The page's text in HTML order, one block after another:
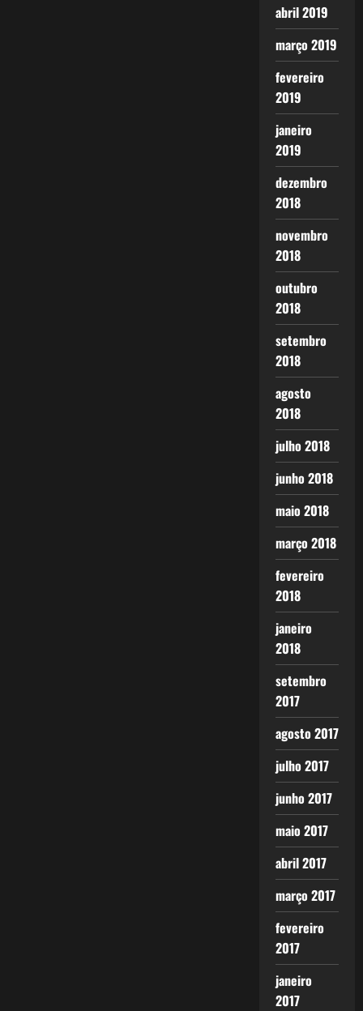
abril 2019
março 2019
fevereiro
2019
janeiro
2019
dezembro
2018
novembro
2018
outubro
2018
setembro
2018
agosto
2018
julho 2018
junho 2018
maio 2018
março 2018
fevereiro
2018
janeiro
2018
setembro
2017
agosto 2017
julho 2017
junho 2017
maio 2017
abril 2017
março 2017
fevereiro
2017
janeiro
2017